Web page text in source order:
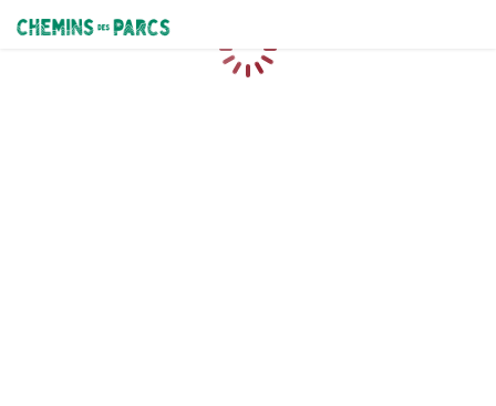
Chemins des Parcs
Loading